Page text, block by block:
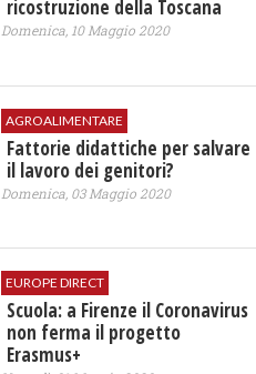
ricostruzione della Toscana
Domenica, 10 Maggio 2020
AGROALIMENTARE
Fattorie didattiche per salvare
il lavoro dei genitori?
Domenica, 03 Maggio 2020
EUROPE DIRECT
Scuola: a Firenze il Coronavirus
non ferma il progetto
Erasmus+